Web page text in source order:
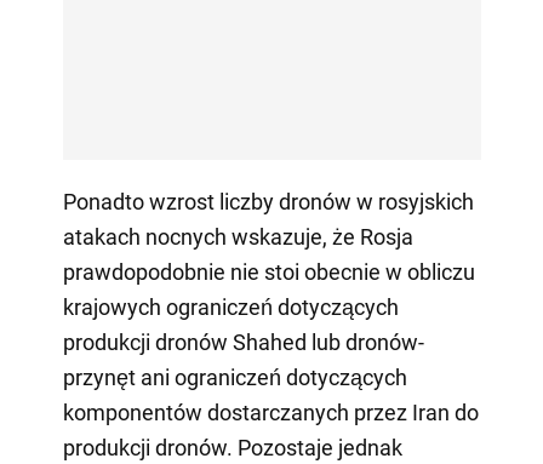
Ponadto wzrost liczby dronów w rosyjskich
atakach nocnych wskazuje, że Rosja
prawdopodobnie nie stoi obecnie w obliczu
krajowych ograniczeń dotyczących
produkcji dronów Shahed lub dronów-
przynęt ani ograniczeń dotyczących
komponentów dostarczanych przez Iran do
produkcji dronów. Pozostaje jednak